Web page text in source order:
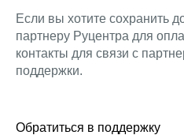
Если вы хотите сохранить
партнеру Руцентра для
контакты для связи с
поддержки.
Обратиться в поддержку